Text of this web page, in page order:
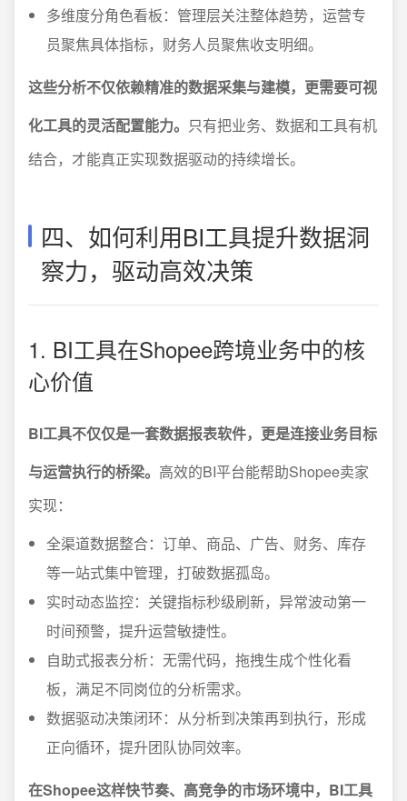
多维度分角色看板：管理层关注整体趋势，运营专
员聚焦具体指标，财务人员聚焦收支明细。
这些分析不仅依赖精准的数据采集与建模，更需要可视
化工具的灵活配置能力。 只有把业务、数据和工具有机
结合，才能真正实现数据驱动的持续增长。
四、如何利用BI工具提升数据洞
察力，驱动高效决策
1. BI工具在Shopee跨境业务中的核
心价值
BI工具不仅仅是一套数据报表软件，更是连接业务目标
与运营执行的桥梁。 高效的BI平台能帮助Shopee卖家
实现：
全渠道数据整合：订单、商品、广告、财务、库存
等一站式集中管理，打破数据孤岛。
实时动态监控：关键指标秒级刷新，异常波动第一
时间预警，提升运营敏捷性。
自助式报表分析：无需代码，拖拽生成个性化看
板，满足不同岗位的分析需求。
数据驱动决策闭环：从分析到决策再到执行，形成
正向循环，提升团队协同效率。
在Shopee这样快节奏、高竞争的市场环境中，BI工具